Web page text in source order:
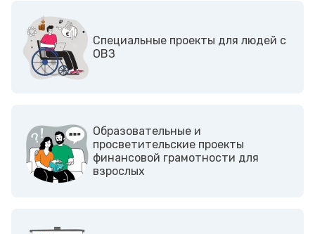
Cпециальные проекты для людей с
ОВЗ
Образовательные и
просветительские проекты
финансовой грамотности для
взрослых